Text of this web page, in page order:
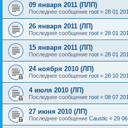
09 января 2011 (ПЛП)
Последнее сообщение root « 28 01
26 января 2011 (ЛП)
Последнее сообщение root « 28 01
15 января 2011 (ЛП)
Последнее сообщение root « 28 01
24 ноября 2010 (ЛП)
Последнее сообщение root « 28 10
4 июля 2010 (ЛП)
Последнее сообщение root « 08 07
27 июня 2010 (ЛП)
Последнее сообщение Caustic « 29